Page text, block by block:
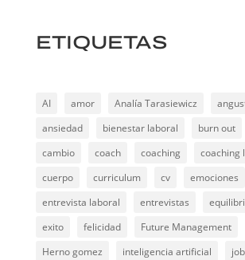
ETIQUETAS
AI amor Analía Tarasiewicz
ansiedad
bienestar laboral burn out
cambio
coach coaching
coaching
cuerpo
curriculum cv
emociones
entrevista laboral
entrevistas
exito
felicidad
Future Management
Herno gomez
inteligencia artificial job